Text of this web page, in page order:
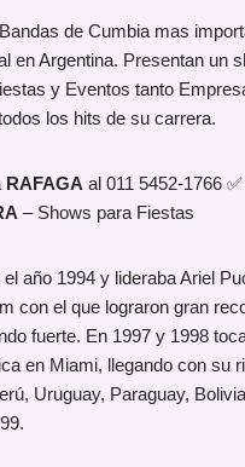
de Cumbia mas
en Argentina. Presentan un
y Eventos tanto
los hits de su carrera.
RAFAGA al 011 5452-1766 ✅
– Shows para Fiestas
año 1994 y lideraba Ariel
con el que lograron gran
fuerte. En 1997 y 1998
en Miami, llegando con su
Uruguay, Paraguay,